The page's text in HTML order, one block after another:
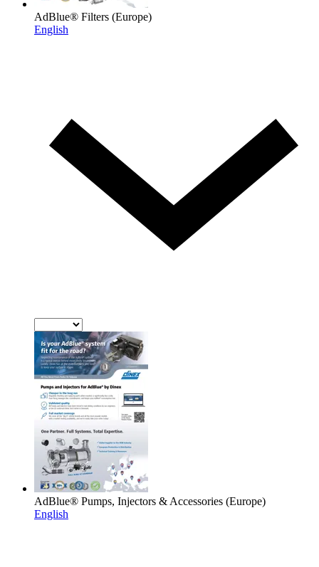
AdBlue® Filters (Europe)
English
AdBlue® Pumps, Injectors & Accessories (Europe)
English